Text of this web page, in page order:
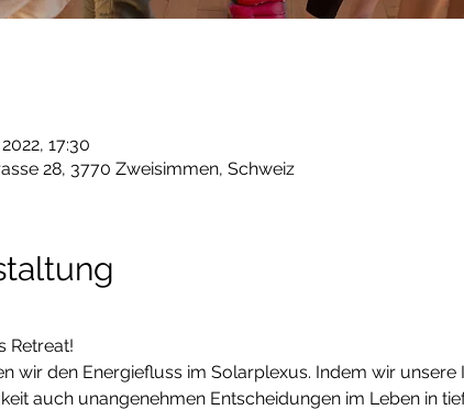
17:30
28, 3770 Zweisimmen, Schweiz
Retreat!
wir den Energiefluss im Solarplexus. Indem wir
auch unangenehmen Entscheidungen im Leben in